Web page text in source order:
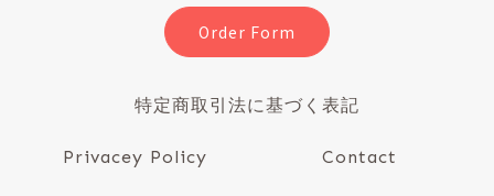
Order Form
特定商取引法に基づく表記
Privacey Policy Contact